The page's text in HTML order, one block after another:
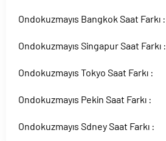
Ondokuzmayıs Bangkok Saat Farkı :
Ondokuzmayıs Singapur Saat Farkı :
Ondokuzmayıs Tokyo Saat Farkı :
Ondokuzmayıs Pekin Saat Farkı :
Ondokuzmayıs Sdney Saat Farkı :